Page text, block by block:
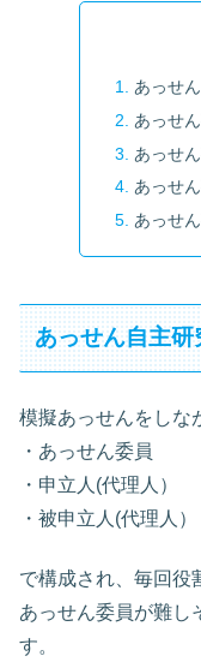
あっせ
あっせ
あっせ
あっせ
あっせ
あっせん自主研
模擬あっせんをしな
・あっせん委員
・申立人(代理人）
・被申立人(代理人）
で構成され、毎回役
あっせん委員が難し
す。